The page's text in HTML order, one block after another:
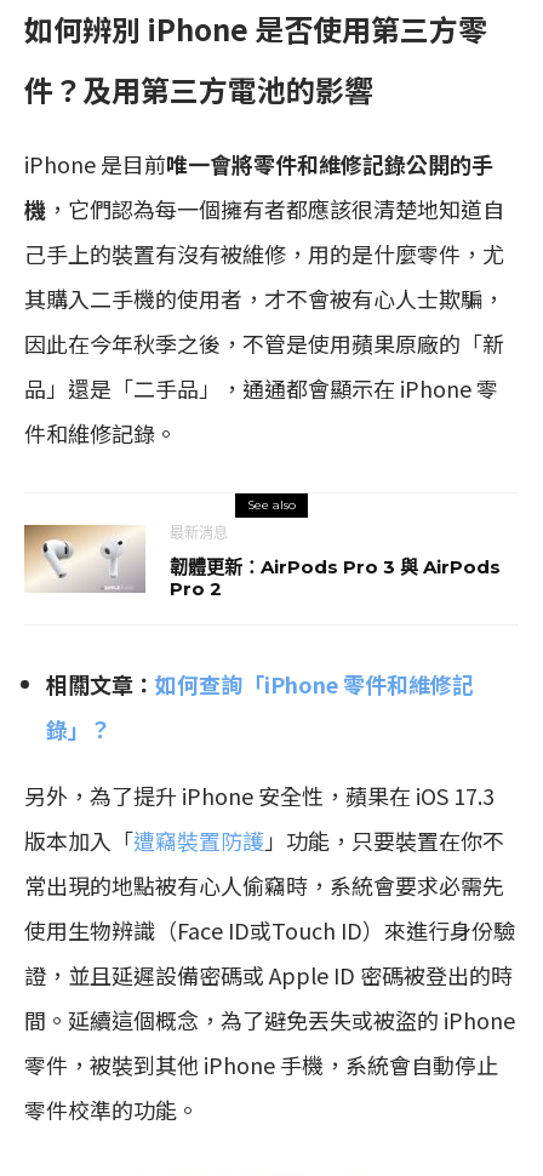
如何辨別 iPhone 是否使用第三方零
件？及用第三方電池的影響
iPhone 是目前唯一會將零件和維修記錄公開的手
機 ，它們認為每一個擁有者都應該很清楚地知道自
己手上的裝置有沒有被維修，用的是什麼零件，尤
其購入二手機的使用者，才不會被有心人士欺騙，
因此在今年秋季之後，不管是使用蘋果原廠的「新
品」還是「二手品」，通通都會顯示在 iPhone 零
件和維修記錄。
See also
最新消息
韌體更新：AirPods Pro 3 與 AirPods
Pro 2
相關文章： 如何查詢「iPhone 零件和維修記
錄」？
另外，為了提升 iPhone 安全性，蘋果在 iOS 17.3
版本加入「遭竊裝置防護 」功能，只要裝置在你不
常出現的地點被有心人偷竊時，系統會要求必需先
使用生物辨識（Face ID或Touch ID）來進行身份驗
證，並且延遲設備密碼或 Apple ID 密碼被登出的時
間。延續這個概念，為了避免丟失或被盜的 iPhone
零件，被裝到其他 iPhone 手機，系統會自動停止
零件校準的功能。